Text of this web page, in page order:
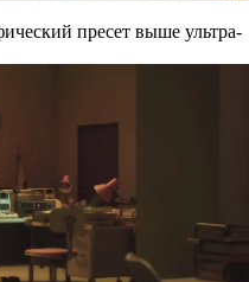
пресет выше ультра-